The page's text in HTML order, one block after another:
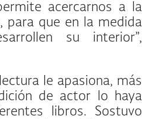
acercarnos a la
para que en la medida
su interior”,
le apasiona, más
de actor lo haya
libros. Sostuvo